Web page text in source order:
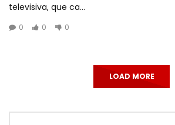
televisiva, que ca...
0 0 0
LOAD MORE